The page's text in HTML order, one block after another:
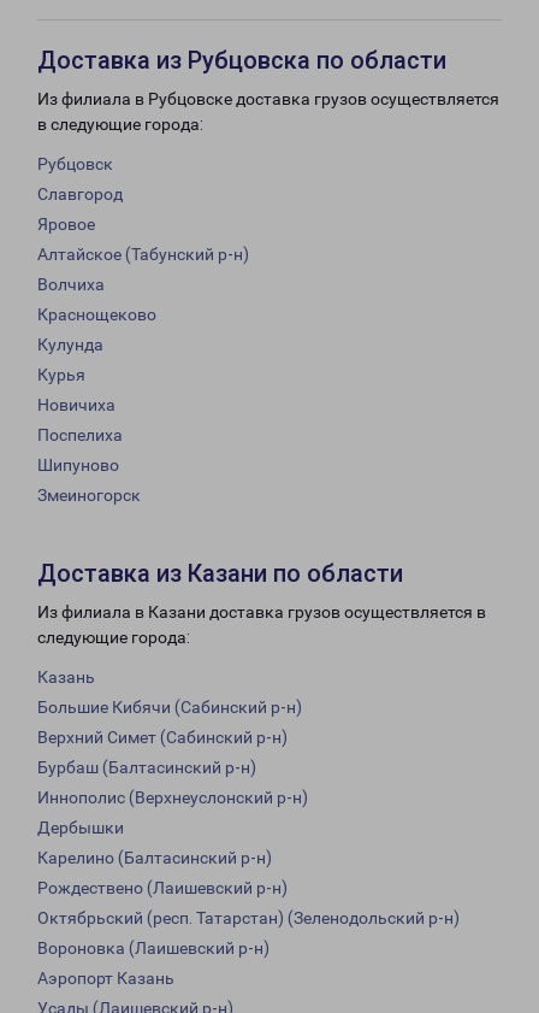
Доставка из Рубцовска по области
Из филиала в Рубцовске доставка грузов осуществляется
в следующие города:
Рубцовск
Славгород
Яровое
Алтайское (Табунский р-н)
Волчиха
Краснощеково
Кулунда
Курья
Новичиха
Поспелиха
Шипуново
Змеиногорск
Доставка из Казани по области
Из филиала в Казани доставка грузов осуществляется в
следующие города:
Казань
Большие Кибячи (Сабинский р-н)
Верхний Симет (Сабинский р-н)
Бурбаш (Балтасинский р-н)
Иннополис (Верхнеуслонский р-н)
Дербышки
Карелино (Балтасинский р-н)
Рождествено (Лаишевский р-н)
Октябрьский (респ. Татарстан) (Зеленодольский р-н)
Вороновка (Лаишевский р-н)
Аэропорт Казань
Усады (Лаишевский р-н)